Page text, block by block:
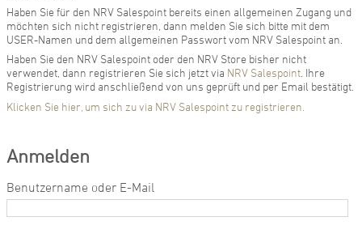
Haben Sie für den NRV Salespoint bereits einen allgemeinen Zugang und
möchten sich nicht registrieren, dann melden Sie sich bitte mit dem
USER-Namen und dem allgemeinen Passwort vom NRV Salespoint an.
Haben Sie den NRV Salespoint oder den NRV Store bisher nicht
verwendet, dann registrieren Sie sich jetzt via NRV Salespoint . Ihre
Registrierung wird anschließend von uns geprüft und per Email bestätigt.
Klicken Sie hier, um sich zu via NRV Salespoint zu registrieren.
Anmelden
Benutzername oder E-Mail